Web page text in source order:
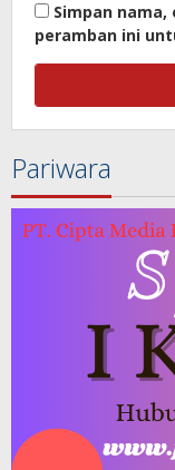
Simpan
peramban ini
Pariwara